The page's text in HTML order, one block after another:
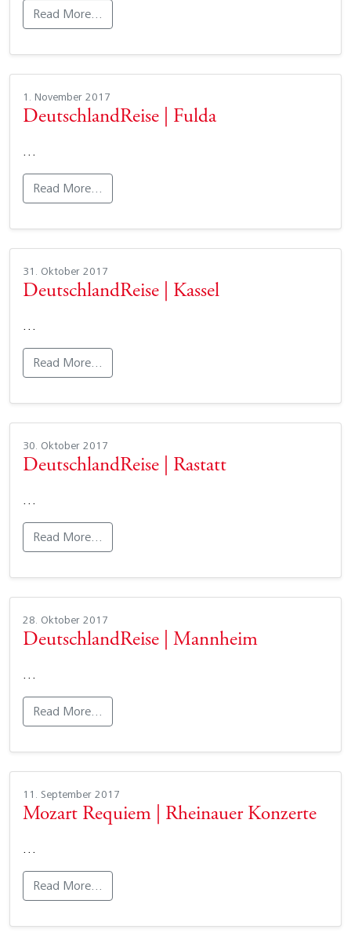
Read More…
1. November 2017
DeutschlandReise | Fulda
…
Read More…
31. Oktober 2017
DeutschlandReise | Kassel
…
Read More…
30. Oktober 2017
DeutschlandReise | Rastatt
…
Read More…
28. Oktober 2017
DeutschlandReise | Mannheim
…
Read More…
11. September 2017
Mozart Requiem | Rheinauer Konzerte
…
Read More…